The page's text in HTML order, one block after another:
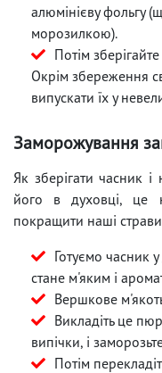
алюмінієву фольгу
морозилкою).
Потім
Окрім збереження
випускати їх у
Заморожування
Як зберігати часник
його в духовці, це
покращити наші
Готуємо часник
стане м'яким і
Вершкове
Викладіть це
випічки, і
Потім